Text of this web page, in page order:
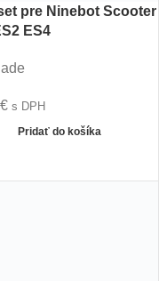
pre Ninebot Scooter
ES4
€ s DPH
Pridať do košíka